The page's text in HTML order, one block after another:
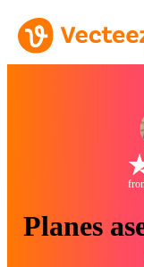
Planes